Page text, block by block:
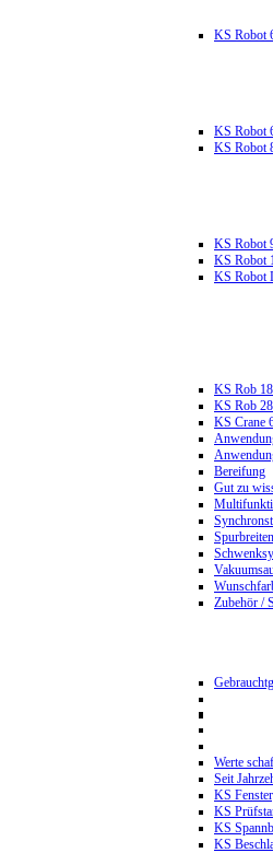
KS Robot
KS Robot
KS Robot
KS Robot
KS Robot
KS Robot
KS Rob
KS Rob
KS Crane
Bereifung
Gut zu
Zubehör /
Werte
Seit
KS
KS
KS
KS